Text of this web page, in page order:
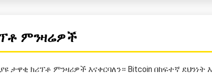
ምንዛሬዎች
ታዋቂ ክሪፕቶ ምንዛሪዎች እናቀርባለን። Bitcoin በከፍተኛ